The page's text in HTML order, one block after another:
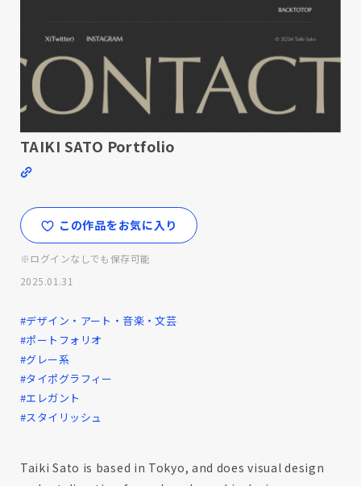
TAIKI SATO Portfolio
この作品をお気に入り
※ログインなしでも保存可能
2025.01.31
#デザイン・アート・音楽・文芸
#ポートフォリオ
#グレー系
#タイポグラフィー
#エレガント
#スタイリッシュ
Taiki Sato is based in Tokyo, and does visual design